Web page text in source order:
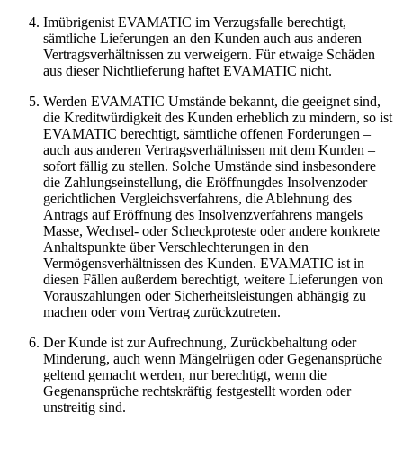
Imübrigenist EVAMATIC im Verzugsfalle berechtigt,
sämtliche Lieferungen an den Kunden auch aus anderen
Vertragsverhältnissen zu verweigern. Für etwaige Schäden
aus dieser Nichtlieferung haftet EVAMATIC nicht.
Werden EVAMATIC Umstände bekannt, die geeignet sind,
die Kreditwürdigkeit des Kunden erheblich zu mindern, so ist
EVAMATIC berechtigt, sämtliche offenen Forderungen –
auch aus anderen Vertragsverhältnissen mit dem Kunden –
sofort fällig zu stellen. Solche Umstände sind insbesondere
die Zahlungseinstellung, die Eröffnungdes Insolvenzoder
gerichtlichen Vergleichsverfahrens, die Ablehnung des
Antrags auf Eröffnung des Insolvenzverfahrens mangels
Masse, Wechsel- oder Scheckproteste oder andere konkrete
Anhaltspunkte über Verschlechterungen in den
Vermögensverhältnissen des Kunden. EVAMATIC ist in
diesen Fällen außerdem berechtigt, weitere Lieferungen von
Vorauszahlungen oder Sicherheitsleistungen abhängig zu
machen oder vom Vertrag zurückzutreten.
Der Kunde ist zur Aufrechnung, Zurückbehaltung oder
Minderung, auch wenn Mängelrügen oder Gegenansprüche
geltend gemacht werden, nur berechtigt, wenn die
Gegenansprüche rechtskräftig festgestellt worden oder
unstreitig sind.